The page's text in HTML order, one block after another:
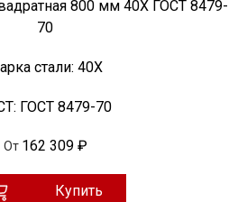
800 мм 40Х ГОСТ 8479-
70
стали: 40Х
ГОСТ 8479-70
От 162 309 ₽
Купить